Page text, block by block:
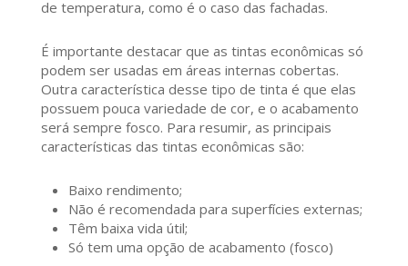
de temperatura, como é o caso das fachadas.
É importante destacar que as tintas econômicas só
podem ser usadas em áreas internas cobertas.
Outra característica desse tipo de tinta é que elas
possuem pouca variedade de cor, e o acabamento
será sempre fosco. Para resumir, as principais
características das tintas econômicas são:
Baixo rendimento;
Não é recomendada para superfícies externas;
Têm baixa vida útil;
Só tem uma opção de acabamento (fosco)